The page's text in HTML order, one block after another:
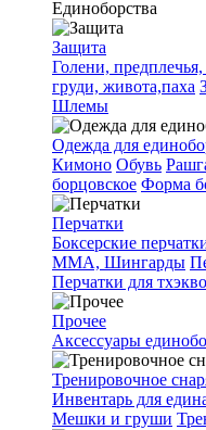
Единоборства
Защита
Голени,
груди, живота,паха
Шлемы
Одежда для
Кимоно Обувь
борцовское Форма
Перчатки
Боксерские
ММА, Шингарды
Перчатки для
Прочее
Аксессуары
Тренировочное
Инвентарь для
Мешки и груши